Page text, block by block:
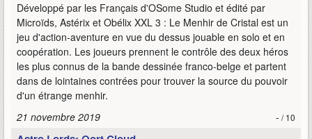
Développé par les Français d'OSome Studio et édité par
Microïds, Astérix et Obélix XXL 3 : Le Menhir de Cristal est un
jeu d'action-aventure en vue du dessus jouable en solo et en
coopération. Les joueurs prennent le contrôle des deux héros
les plus connus de la bande dessinée franco-belge et partent
dans de lointaines contrées pour trouver la source du pouvoir
d'un étrange menhir.
21 novembre 2019
- / 10